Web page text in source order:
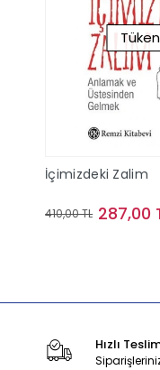
İçimizdeki Zalim
410,00 TL 287,00
Hızlı